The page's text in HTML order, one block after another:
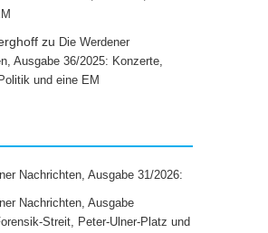
zu Die Werdener
Ausgabe 36/2025: Konzerte,
und eine EM
Nachrichten, Ausgabe 31/2026:
Nachrichten, Ausgabe
Streit, Peter-Ulner-Platz und